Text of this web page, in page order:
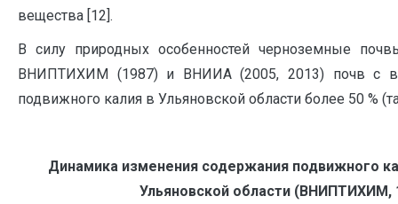
вещества [12].
В силу природных особенностей черноземные
ВНИПТИХИМ (1987) и ВНИИА (2005, 2013) почв с
подвижного калия в Ульяновской области более 50 %
Динамика изменения содержания подвижного
Ульяновской области (ВНИПТИХИМ,